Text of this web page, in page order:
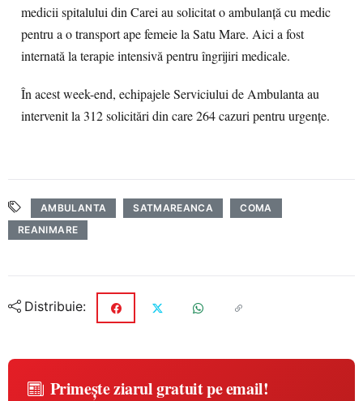
medicii spitalului din Carei au solicitat o ambulanţă cu medic
pentru a o transport ape femeie la Satu Mare. Aici a fost
internată la terapie intensivă pentru îngrijiri medicale.
În acest week-end, echipajele Serviciului de Ambulanta au
intervenit la 312 solicitări din care 264 cazuri pentru urgenţe.
AMBULANTA SATMAREANCA
COMA
REANIMARE
Distribuie:
Primește ziarul gratuit pe email!